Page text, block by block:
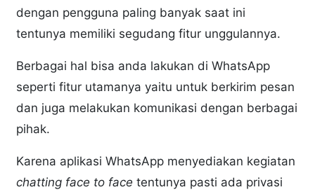
dengan pengguna paling banyak saat ini
tentunya memiliki segudang fitur unggulannya.
Berbagai hal bisa anda lakukan di WhatsApp
seperti fitur utamanya yaitu untuk berkirim pesan
dan juga melakukan komunikasi dengan berbagai
pihak.
Karena aplikasi WhatsApp menyediakan kegiatan
chatting face to face tentunya pasti ada privasi